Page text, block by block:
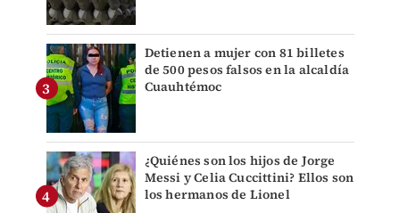
Detienen a mujer con 81 billetes
de 500 pesos falsos en la alcaldía
Cuauhtémoc
¿Quiénes son los hijos de Jorge
Messi y Celia Cuccittini? Ellos son
los hermanos de Lionel